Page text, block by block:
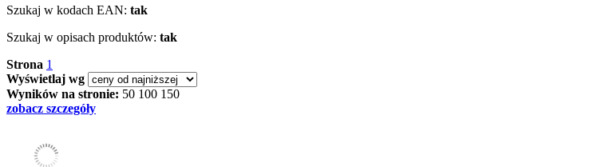
Szukaj w kodach EAN: tak
Szukaj w opisach produktów: tak
Strona 1
Wyświetlaj wg
Wyników na stronie: 50 100 150
zobacz szczegóły